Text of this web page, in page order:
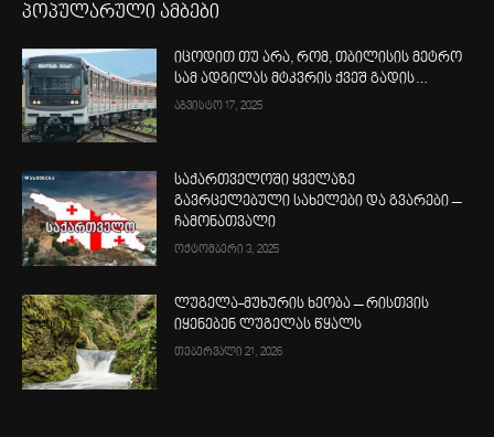
პოპულარული ამბები
იცოდით თუ არა, რომ, თბილისის მეტრო
სამ ადგილას მტკვრის ქვეშ გადის…
აგვისტო 17, 2025
საქართველოში ყველაზე
გავრცელებული სახელები და გვარები –
ჩამონათვალი
ოქტომბერი 3, 2025
ლუგელა-მუხურის ხეობა – რისთვის
იყენებენ ლუგელას წყალს
თებერვალი 21, 2026